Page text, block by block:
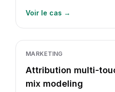
Voir le cas →
MARKETING
Attribution multi-
mix modeling